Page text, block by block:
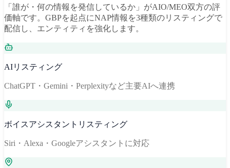
「誰が・何の情報を発信しているか」がAIO/MEO双方の評
価軸です。GBPを起点にNAP情報を3種類のリスティングで
配信し、エンティティを強化します。
AIリスティング
ChatGPT・Gemini・Perplexityなど主要AIへ連携
ボイスアシスタントリスティング
Siri・Alexa・Googleアシスタントに対応